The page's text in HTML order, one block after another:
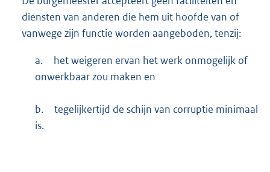
diensten van anderen die hem uit hoofde van of
vanwege zijn functie worden aangeboden, tenzij:
a.
het weigeren ervan het werk onmogelijk of
onwerkbaar zou maken en
b.
tegelijkertijd de schijn van corruptie minimaal
is.